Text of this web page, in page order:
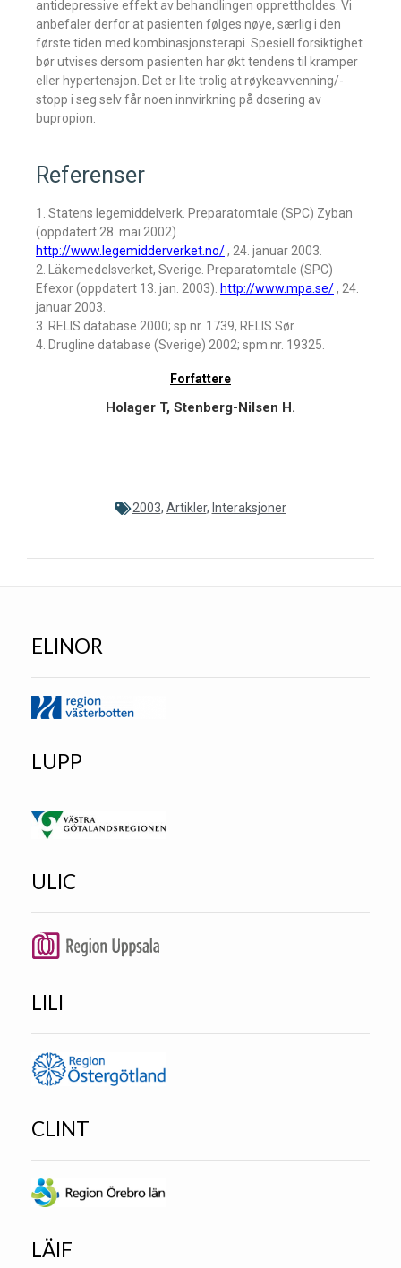
antidepressive effekt av behandlingen opprettholdes. Vi
anbefaler derfor at pasienten følges nøye, særlig i den
første tiden med kombinasjonsterapi. Spesiell forsiktighet
bør utvises dersom pasienten har økt tendens til kramper
eller hypertensjon. Det er lite trolig at røykeavvenning/-
stopp i seg selv får noen innvirkning på dosering av
bupropion.
Referenser
1. Statens legemiddelverk. Preparatomtale (SPC) Zyban
(oppdatert 28. mai 2002).
http://www.legemidderverket.no/, 24. januar 2003.
2. Läkemedelsverket, Sverige. Preparatomtale (SPC)
Efexor (oppdatert 13. jan. 2003). http://www.mpa.se/, 24.
januar 2003.
3. RELIS database 2000; sp.nr. 1739, RELIS Sør.
4. Drugline database (Sverige) 2002; spm.nr. 19325.
Forfattere
Holager T, Stenberg-Nilsen H.
2003, Artikler, Interaksjoner
ELINOR
LUPP
ULIC
LILI
CLINT
LÄIF